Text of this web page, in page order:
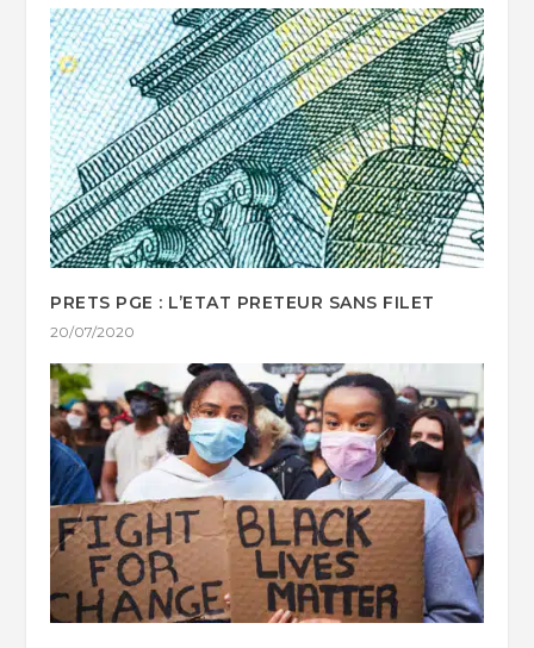
PRETS PGE : L’ETAT PRETEUR SANS FILET
20/07/2020